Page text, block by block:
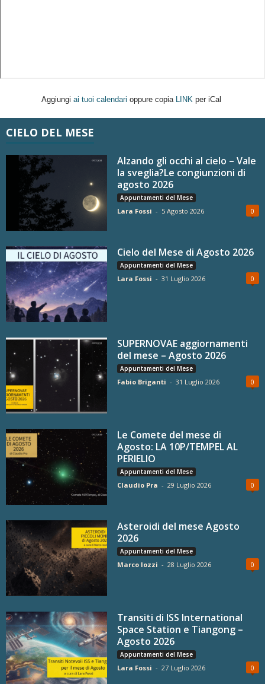
Aggiungi ai tuoi calendari oppure copia LINK per iCal
CIELO DEL MESE
Alzando gli occhi al cielo – Vale
la sveglia?Le congiunzioni di
agosto 2026
Appuntamenti del Mese
Lara Fossi - 5 Agosto 2026 0
Cielo del Mese di Agosto 2026
Appuntamenti del Mese
Lara Fossi - 31 Luglio 2026 0
SUPERNOVAE aggiornamenti
del mese – Agosto 2026
Appuntamenti del Mese
Fabio Briganti - 31 Luglio 2026 0
Le Comete del mese di
Agosto: LA 10P/TEMPEL AL
PERIELIO
Appuntamenti del Mese
Claudio Pra - 29 Luglio 2026 0
Asteroidi del mese Agosto
2026
Appuntamenti del Mese
Marco Iozzi - 28 Luglio 2026 0
Transiti di ISS International
Space Station e Tiangong –
Agosto 2026
Appuntamenti del Mese
Lara Fossi - 27 Luglio 2026 0